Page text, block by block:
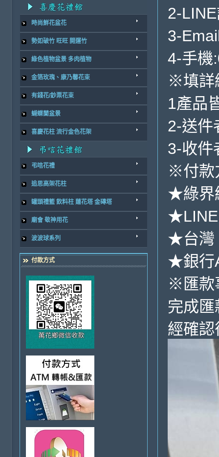
時尚鮮花盆花
勢如破竹 旺旺 開運竹
綠色植物盆景 多肉植物
金箔玫瑰、康乃馨花束
有錢花/鈔票花束
蝴蝶蘭盆景
喜慶花柱 流行金色花架
弔唁花禮
追思高架花柱
罐頭禮籃 飲料柱 蓮花塔 金磚塔
廟會 敬神用花
波波球系列
付款方式
2-
3-
4-手機
※填詳
1產品
2-送件
3-收件
※付款
★綠界
★台灣
★銀行
※匯款
完成
經確